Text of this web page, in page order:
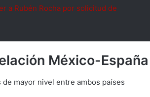
a Rubén Rocha por solicitud de
México-España
mayor nivel entre ambos países